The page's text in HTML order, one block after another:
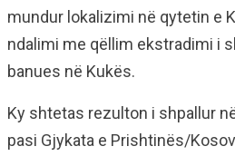
mundur lokalizimi në qytetin e
ndalimi me qëllim ekstradimi i
banues në Kukës.
Ky shtetas rezulton i shpallur
pasi Gjykata e Prishtinës/